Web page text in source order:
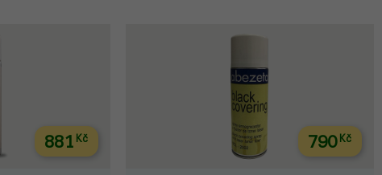
881 Kč 790Kč